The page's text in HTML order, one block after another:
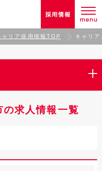
ャリア採用情報TOP キャリ
の求人情報一覧